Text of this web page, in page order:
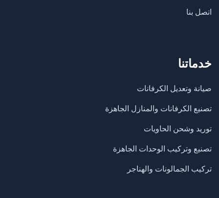
اتصل بنا
خدماتنا
صيانة وتعديل الكرفانات
تصنيع الكرفانات والمنازل الجاهزة
​توريد وشحن الحاويات
تصنيع وتركيب الوحدات الجاهزة
تركيب الجمالونات والهناجر